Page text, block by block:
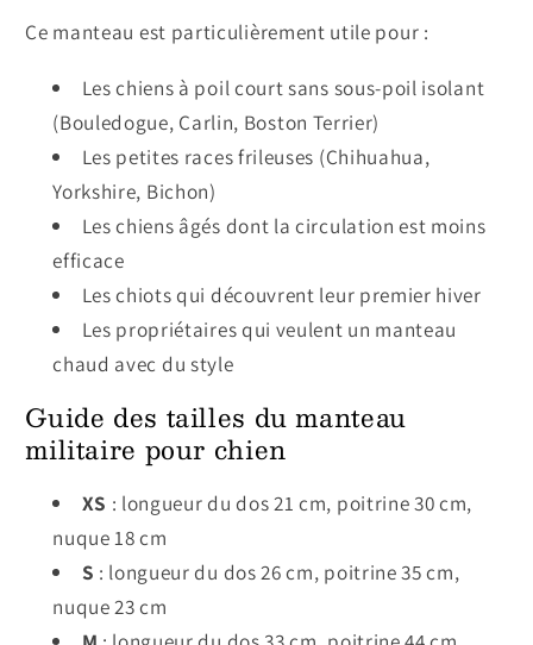
Ce manteau est particulièrement utile pour :
Les chiens à poil court sans sous-poil isolant
(Bouledogue, Carlin, Boston Terrier)
Les petites races frileuses (Chihuahua,
Yorkshire, Bichon)
Les chiens âgés dont la circulation est moins
efficace
Les chiots qui découvrent leur premier hiver
Les propriétaires qui veulent un manteau
chaud avec du style
Guide des tailles du manteau
militaire pour chien
XS : longueur du dos 21 cm, poitrine 30 cm,
nuque 18 cm
S : longueur du dos 26 cm, poitrine 35 cm,
nuque 23 cm